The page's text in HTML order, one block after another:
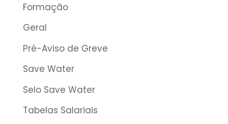
Formação
Geral
Pré-Aviso de Greve
Save Water
Selo Save Water
Tabelas Salariais